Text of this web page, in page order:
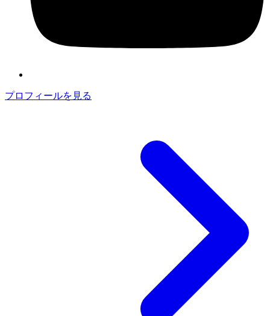
プロフィールを見る